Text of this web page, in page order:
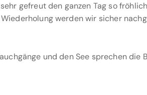
gefreut den ganzen Tag so
werden wir sicher
und den See sprechen die